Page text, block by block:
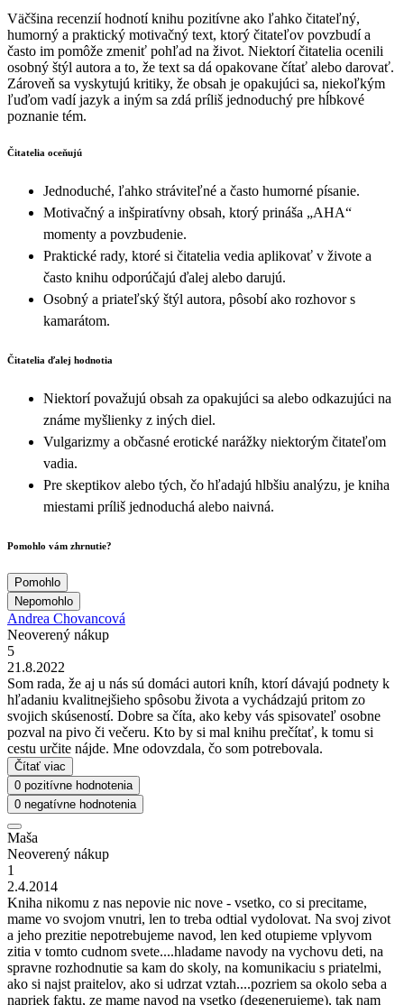
Väčšina recenzií hodnotí knihu pozitívne ako ľahko čitateľný,
humorný a praktický motivačný text, ktorý čitateľov povzbudí a
často im pomôže zmeniť pohľad na život. Niektorí čitatelia ocenili
osobný štýl autora a to, že text sa dá opakovane čítať alebo darovať.
Zároveň sa vyskytujú kritiky, že obsah je opakujúci sa, niekoľkým
ľuďom vadí jazyk a iným sa zdá príliš jednoduchý pre hĺbkové
poznanie tém.
Čitatelia oceňujú
Jednoduché, ľahko stráviteľné a často humorné písanie.
Motivačný a inšpiratívny obsah, ktorý prináša „AHA“
momenty a povzbudenie.
Praktické rady, ktoré si čitatelia vedia aplikovať v živote a
často knihu odporúčajú ďalej alebo darujú.
Osobný a priateľský štýl autora, pôsobí ako rozhovor s
kamarátom.
Čitatelia ďalej hodnotia
Niektorí považujú obsah za opakujúci sa alebo odkazujúci na
známe myšlienky z iných diel.
Vulgarizmy a občasné erotické narážky niektorým čitateľom
vadia.
Pre skeptikov alebo tých, čo hľadajú hlbšiu analýzu, je kniha
miestami príliš jednoduchá alebo naivná.
Pomohlo vám zhrnutie?
Pomohlo
Nepomohlo
Andrea Chovancová
Neoverený nákup
5
21.8.2022
Som rada, že aj u nás sú domáci autori kníh, ktorí dávajú podnety k
hľadaniu kvalitnejšieho spôsobu života a vychádzajú pritom zo
svojich skúseností. Dobre sa číta, ako keby vás spisovateľ osobne
pozval na pivo či večeru. Kto by si mal knihu prečítať, k tomu si
cestu určite nájde. Mne odovzdala, čo som potrebovala.
Čítať viac
0 pozitívne hodnotenia
0 negatívne hodnotenia
Maša
Neoverený nákup
1
2.4.2014
Kniha nikomu z nas nepovie nic nove - vsetko, co si precitame,
mame vo svojom vnutri, len to treba odtial vydolovat. Na svoj zivot
a jeho prezitie nepotrebujeme navod, len ked otupieme vplyvom
zitia v tomto cudnom svete....hladame navody na vychovu deti, na
spravne rozhodnutie sa kam do skoly, na komunikaciu s priatelmi,
ako si najst praitelov, ako si udrzat vztah....pozriem sa okolo seba a
napriek faktu, ze mame navod na vsetko (degenerujeme), tak nam